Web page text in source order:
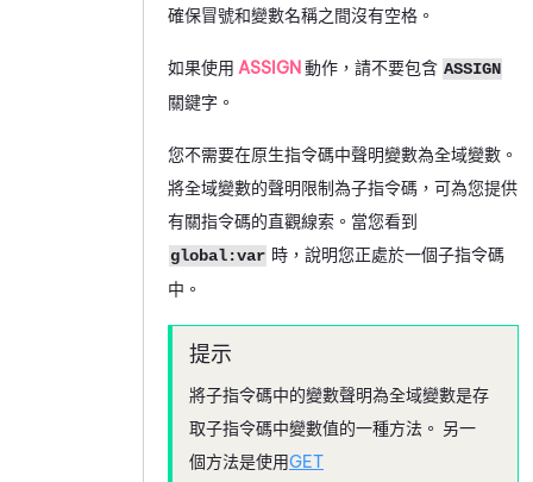
確保冒號和變數名稱之間沒有空格。
如果使用 ASSIGN動作，請不要包含 ASSIGN
關鍵字。
您不需要在原生指令碼中聲明變數為全域變數。
將全域變數的聲明限制為子指令碼，可為您提供
有關指令碼的直觀線索。當您看到
global:var 時，說明您正處於一個子指令碼
中。
將子指令碼中的變數聲明為全域變數是存
取子指令碼中變數值的一種方法。 另一
個方法是使用GET